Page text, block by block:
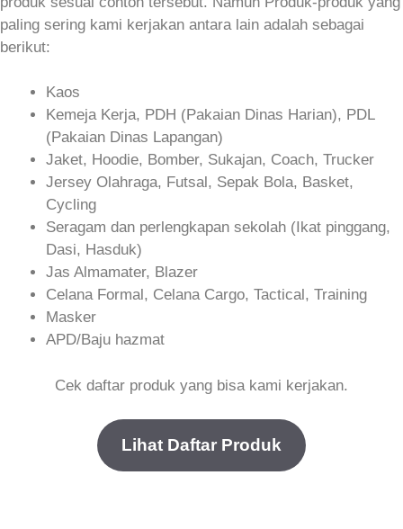
paling sering kami kerjakan antara lain adalah sebagai
berikut:
Kaos
Kemeja Kerja, PDH (Pakaian Dinas Harian), PDL
(Pakaian Dinas Lapangan)
Jaket, Hoodie, Bomber, Sukajan, Coach, Trucker
Jersey Olahraga, Futsal, Sepak Bola, Basket,
Cycling
Seragam dan perlengkapan sekolah (Ikat pinggang,
Dasi, Hasduk)
Jas Almamater, Blazer
Celana Formal, Celana Cargo, Tactical, Training
Masker
APD/Baju hazmat
Cek daftar produk yang bisa kami kerjakan.
Lihat Daftar Produk